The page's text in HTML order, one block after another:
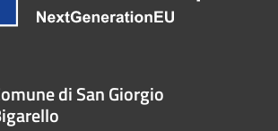
di San Giorgio